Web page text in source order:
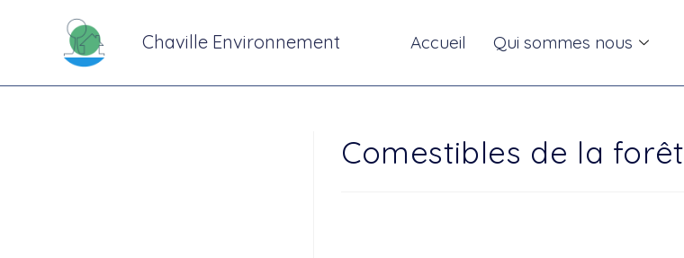
Chaville Environnement Accueil Qui sommes nous
Comestibles de la forêt